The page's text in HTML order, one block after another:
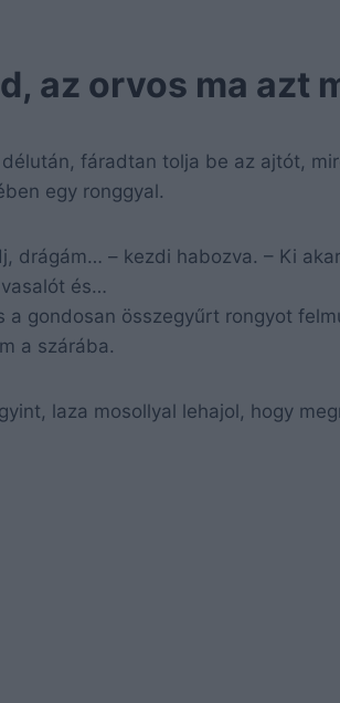
az orvos ma azt
fáradtan tolja be az ajtót,
egy ronggyal.
drágám… – kezdi habozva. – Ki
és…
a gondosan összegyűrt rongyot
a szárába.
laza mosollyal lehajol, hogy